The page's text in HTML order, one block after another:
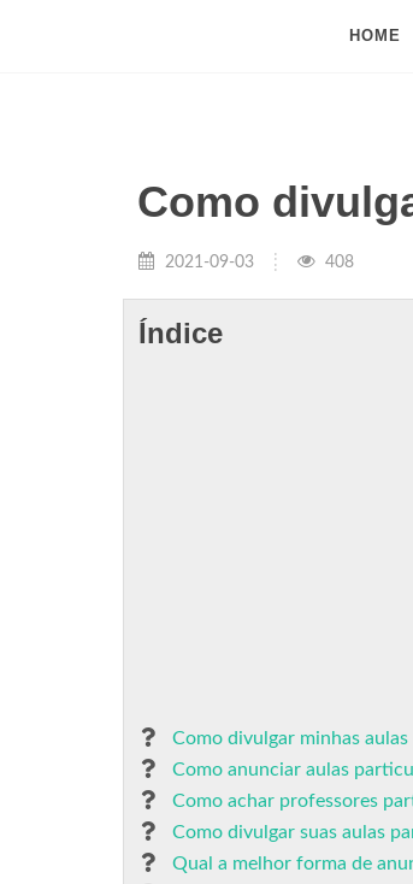
HOME
Como
2021-09-03 408
Índice
Como divulgar minhas
Como anunciar aulas
Como achar professores
Como divulgar suas aulas
Qual a melhor forma de